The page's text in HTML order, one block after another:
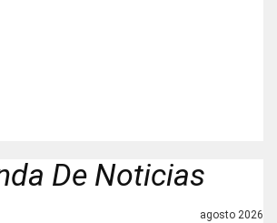
De Noticias
agosto 2026